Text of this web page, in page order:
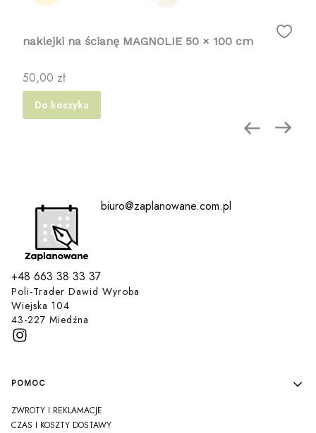
naklejki na ścianę MAGNOLIE 50 × 100 cm
Cena
50,00 zł
Do koszyka
+48 663 38 33 37
biuro@zaplanowane.com.pl
Poli-Trader Dawid Wyroba
Wiejska 104
43-227 Miedźna
Linki w stopce
POMOC
ZWROTY I REKLAMACJE
CZAS I KOSZTY DOSTAWY